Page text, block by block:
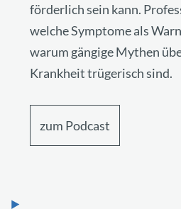
förderlich sein kann.
welche Symptome als
warum gängige Mythen
Krankheit trügerisch sind.
zum Podcast